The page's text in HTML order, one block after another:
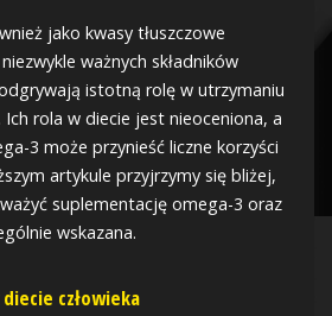
jako kwasy tłuszczowe
ważnych składników
istotną rolę w utrzymaniu
rola w diecie jest nieoceniona, a
3 może przynieść liczne korzyści
artykule przyjrzymy się bliżej,
suplementację omega-3 oraz
wskazana.
człowieka